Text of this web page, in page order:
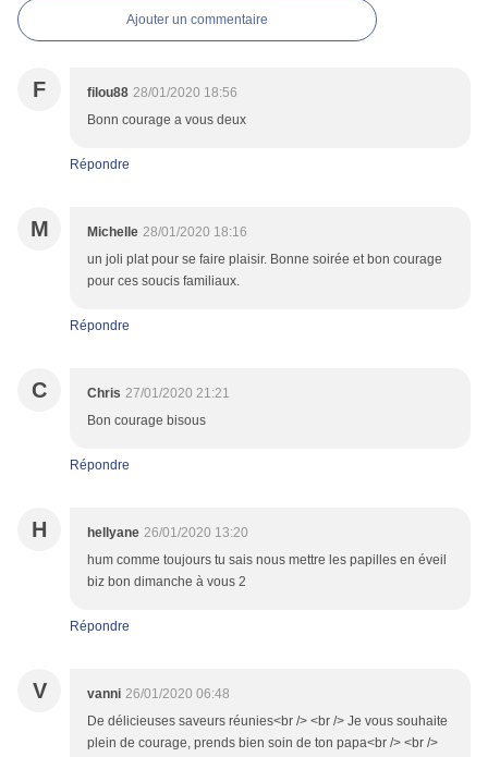
Ajouter un commentaire
F filou88 28/01/2020 18:56
Bonn courage a vous deux
Répondre
M Michelle 28/01/2020 18:16
un joli plat pour se faire plaisir. Bonne soirée et bon courage
pour ces soucis familiaux.
Répondre
C Chris 27/01/2020 21:21
Bon courage bisous
Répondre
H hellyane 26/01/2020 13:20
hum comme toujours tu sais nous mettre les papilles en éveil
biz bon dimanche à vous 2
Répondre
V vanni 26/01/2020 06:48
De délicieuses saveurs réunies<br /> <br /> Je vous souhaite
plein de courage, prends bien soin de ton papa<br /> <br />